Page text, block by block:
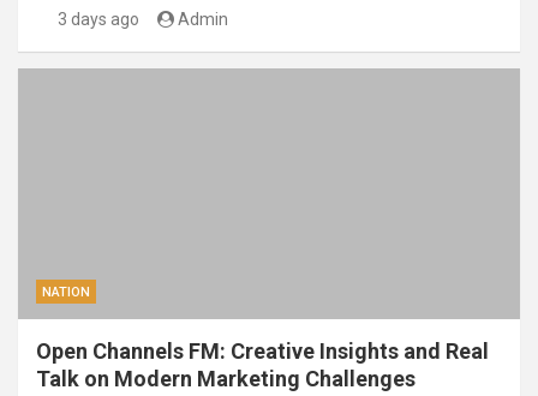
3 days ago Admin
NATION
Open Channels FM: Creative Insights and Real
Talk on Modern Marketing Challenges